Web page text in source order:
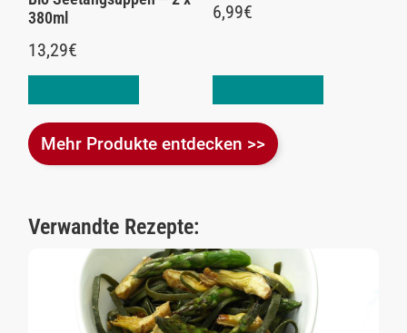
380ml
13,29€
6,99€
Mehr Produkte entdecken >>
Verwandte Rezepte: